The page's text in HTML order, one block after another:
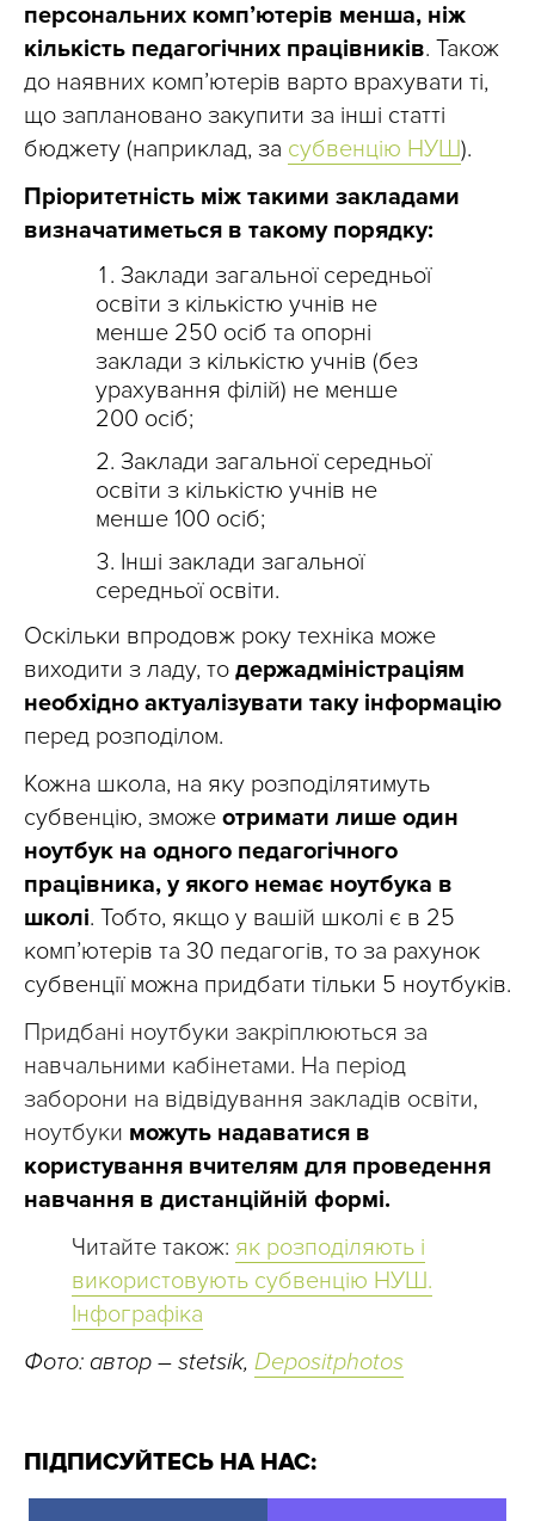
персональних комп’ютерів менша, ніж
кількість педагогічних працівників. Також
до наявних комп’ютерів варто врахувати ті,
що заплановано закупити за інші статті
бюджету (наприклад, за субвенцію НУШ).
Пріоритетність між такими закладами
визначатиметься в такому порядку:
Заклади загальної середньої
освіти з кількістю учнів не
менше 250 осіб та опорні
заклади з кількістю учнів (без
урахування філій) не менше
200 осіб;
Заклади загальної середньої
освіти з кількістю учнів не
менше 100 осіб;
Інші заклади загальної
середньої освіти.
Оскільки впродовж року техніка може
виходити з ладу, то держадміністраціям
необхідно актуалізувати таку інформацію
перед розподілом.
Кожна школа, на яку розподілятимуть
субвенцію, зможе отримати лише один
ноутбук на одного педагогічного
працівника, у якого немає ноутбука в
школі. Тобто, якщо у вашій школі є в 25
комп’ютерів та 30 педагогів, то за рахунок
субвенції можна придбати тільки 5 ноутбуків.
Придбані ноутбуки закріплюються за
навчальними кабінетами. На період
заборони на відвідування закладів освіти,
ноутбуки можуть надаватися в
користування вчителям для проведення
навчання в дистанційній формі.
Читайте також: як розподіляють і
використовують субвенцію НУШ.
Інфографіка
Фото: автор – stetsik, Depositphotos
ПІДПИСУЙТЕСЬ НА НАС: